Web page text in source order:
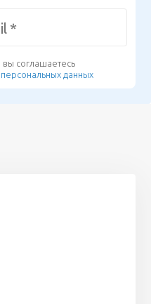
вы соглашаетесь
данных